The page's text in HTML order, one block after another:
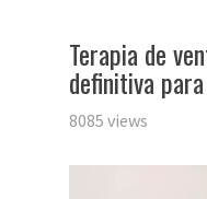
Terapia de
definitiva
8085 views